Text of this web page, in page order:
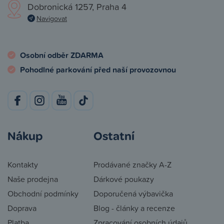
Dobronická 1257, Praha 4
Navigovat
Osobní odběr ZDARMA
Pohodlné parkování před naší provozovnou
Nákup
Kontakty
Naše prodejna
Obchodní podmínky
Doprava
Ostatní
Prodávané značky A-Z
Dárkové poukazy
Doporučená výbavička
Blog - články a recenze